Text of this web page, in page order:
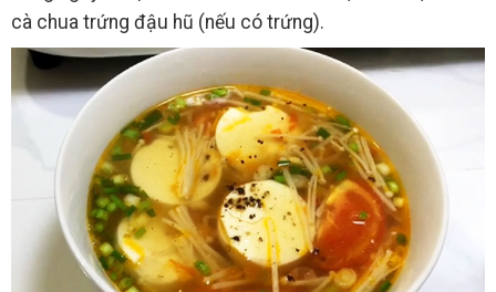
cà chua trứng đậu hũ (nếu có trứng).